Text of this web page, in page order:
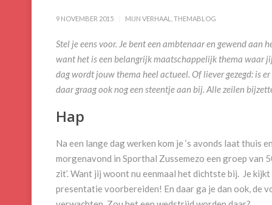
9 NOVEMBER 2015 MIJN VERHAAL THEMABLOG
Stel je eens voor. Je bent een ambtenaar en gewend
want het is een belangrijk maatschappelijk thema waar
dag wordt jouw thema heel actueel. Of liever gezegd: is
daar graag ook nog een steentje aan bij. Alle zeilen
Hap
Na een lange dag werken kom je ‘s avonds laat thuis
morgenavond in Sporthal Zussemezo een groep van
zit’. Want jij woont nu eenmaal het dichtste bij. Je
presentatie voorbereiden! En daar ga je dan ook, de